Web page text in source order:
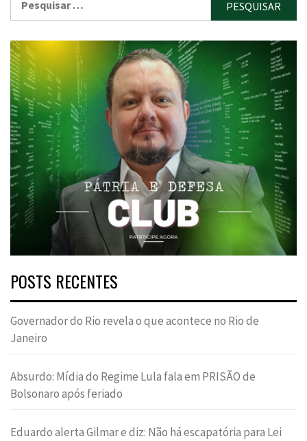
por:
POSTS RECENTES
Governador do Rio revela o que acontece no Rio de
Janeiro
Absurdo: Mídia do Regime Lula fala em PRISÃO de
Bolsonaro após feriado
Eduardo alerta Gilmar e diz: Não há escapatória para Lei